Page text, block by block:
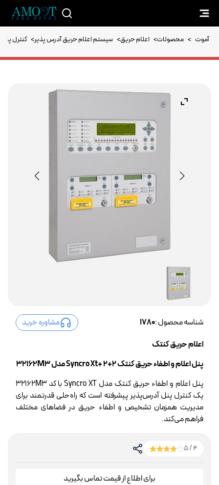
آموت > محصولات> اعلام حریق> سیستم اعلام حریق آدرس پذیر> کنترل
شناسه محصول :1780
مشاوره خرید
اعلام حریق کنتک
پنل اعلام و اطفاء حریق کنتک 2+2 +Syncro Xt مدل 32162M3
پنل اعلام و اطفاء حریق کنتک مدل Syncro XT با کد 32162M3
یک کنترل پنل آدرس‌پذیر پیشرفته است که راه‌حلی قدرتمند برای
مدیریت همزمان تشخیص و اطفاء حریق در فضاهای مختلف
فراهم می‌کند.
4 / 5
برای اطلاع از قیمت تماس بگیرید